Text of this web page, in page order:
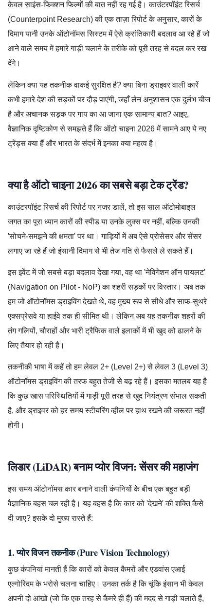
केवल साइंस-फिक्शन फिल्मों की बात नहीं रह गई है। काउंटरपॉइंट रिसर्च
(Counterpoint Research) की एक ताज़ा रिपोर्ट के अनुसार, कारों के
दिमाग यानी उनके ऑटोनॉमस सिस्टम में ऐसे क्रांतिकारी बदलाव आ रहे हैं जो
आने वाले समय में हमारे गाड़ी चलाने के तरीके को पूरी तरह से बदल कर रख
देंगे।
लेकिन क्या यह तकनीक वाकई सुरक्षित है? क्या बिना ड्राइवर वाली कारें
कभी हमारे देश की सड़कों पर दौड़ पाएंगी, जहाँ लेन अनुशासन एक दुर्लभ चीज
है और अचानक सड़क पर गाय का आ जाना एक सामान्य बात? आइए,
वैज्ञानिक दृष्टिकोण से समझते हैं कि ऑटो चाइना 2026 में सामने आए ये नए
ट्रेंड्स क्या हैं और भारत के संदर्भ में इनका क्या महत्व है।
क्या है ऑटो चाइना 2026 का सबसे बड़ा टेक ट्रेंड?
काउंटरपॉइंट रिसर्च की रिपोर्ट पर नजर डालें, तो इस साल ऑटोमोबाइल
जगत का पूरा ध्यान कारों की स्पीड या उनके लुक्स पर नहीं, बल्कि उनकी
'सोचने-समझने की क्षमता' पर था। गाड़ियों में अब ऐसे प्रोसेसर और सेंसर
लगाए जा रहे हैं जो इंसानी दिमाग से भी तेज गति से फैसले ले सकते हैं।
इस इवेंट में जो सबसे बड़ा बदलाव देखा गया, वह था 'नेविगेशन ऑन पायलट'
(Navigation on Pilot - NoP) का शहरी सड़कों पर विस्तार। अब तक
हम जो ऑटोनॉमस ड्राइविंग देखते थे, वह मुख्य रूप से सीधे और साफ-सुथरे
एक्सप्रेसवे या हाईवे तक ही सीमित थी। लेकिन अब यह तकनीक शहरों की
तंग गलियों, चौराहों और भारी ट्रैफिक वाले इलाकों में भी खुद को ढालने के
लिए तैयार हो रही है।
तकनीकी भाषा में कहें तो हम लेवल 2+ (Level 2+) से लेवल 3 (Level 3)
ऑटोनॉमस ड्राइविंग की तरफ बहुत तेजी से बढ़ रहे हैं। इसका मतलब यह है
कि कुछ खास परिस्थितियों में गाड़ी पूरी तरह से खुद नियंत्रण संभाल सकती
है, और ड्राइवर को हर समय स्टीयरिंग व्हील पर हाथ रखने की जरूरत नहीं
होगी।
लिडार (LiDAR) बनाम प्योर विजन: सेंसर की महाजंग
इस समय ऑटोनॉमस कार बनाने वाली कंपनियों के बीच एक बहुत बड़ी
वैज्ञानिक बहस चल रही है। यह बहस है कि कार को 'देखने' की शक्ति कैसे
दी जाए? इसके दो मुख्य रास्ते हैं:
1. प्योर विजन तकनीक (Pure Vision Technology)
कुछ कंपनियां मानती हैं कि कारों को केवल कैमरों और एडवांस एआई
एल्गोरिदम के भरोसे चलना चाहिए। उनका तर्क है कि चूंकि इंसान भी केवल
अपनी दो आंखों (जो कि एक तरह से कैमरे ही हैं) की मदद से गाड़ी चलाते हैं,